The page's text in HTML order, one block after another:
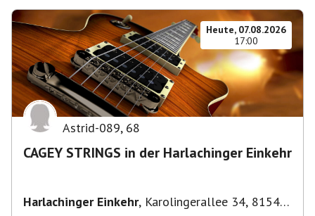
Heute, 07.08.2026
17:00
Astrid-089, 68
CAGEY STRINGS in der Harlachinger Einkehr
Harlachinger Einkehr, Karolingerallee 34, 81545